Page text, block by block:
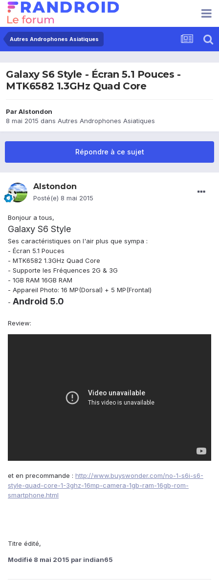
Autres Androphones Asiatiques
Galaxy S6 Style - Écran 5.1 Pouces -
MTK6582 1.3GHz Quad Core
ParAlstondon
8 mai 2015 dans Autres Androphones Asiatiques
Répondre à ce sujet
Alstondon
Posté(e) 8 mai 2015
Bonjour a tous,
Galaxy S6 Style
Ses caractéristiques on l'air plus que sympa :
- Écran 5.1 Pouces
- MTK6582 1.3GHz Quad Core
- Supporte les Fréquences 2G & 3G
- 1GB RAM 16GB RAM
- Appareil Photo: 16 MP(Dorsal) + 5 MP(Frontal)
- Android 5.0
Review:
et en precommande : http://www.buyswonder.com/no-1-s6i-s6-
style-quad-core-1-3ghz-16mp-camera-1gb-ram-16gb-rom-
smartphone.html
Titre édité,
Modifié 8 mai 2015 par indian65